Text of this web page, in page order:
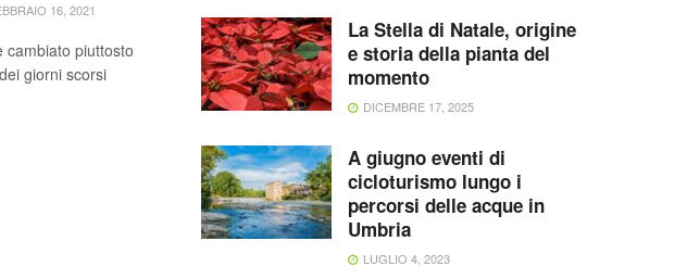
16, 2021
cambiato piuttosto
giorni scorsi
La Stella di Natale, origine
e storia della pianta del
momento
DICEMBRE 17, 2025
A giugno eventi di
cicloturismo lungo i
percorsi delle acque in
Umbria
LUGLIO 4, 2023